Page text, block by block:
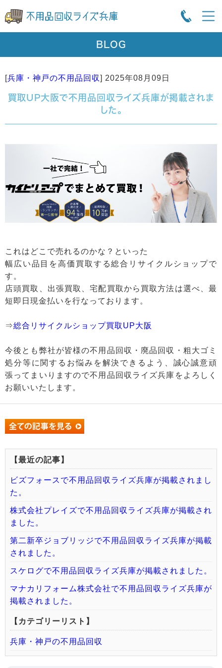
BLOG
[兵庫・神戸の不用品回収] 2025年08月09日
買取UP大阪で不用品回収ライズ兵庫が掲載されま
した。
これはどこで売れるのかな？といった
幅広い品目を高価買取する総合リサイクルショップで
す。
店頭買取、出張買取、宅配買取から買取方法は選べ、最
短即日現金払いを行なっております。
⇒総合リサイクルショップ買取UP大阪
今後とも弊社が皆様の不用品回収・廃品回収・粗大ゴミ
処分等に関するお悩みを解決できるよう、誠心誠意頑
張ってまいりますので不用品回収ライズ兵庫をよろしく
お願いいたします。
【最近の記事】
ビズフォースで不用品回収ライズ兵庫が掲載されまし
た。
株式会社プレイズで不用品回収ライズ兵庫が掲載され
ました。
第二新卒ジョブリッジで不用品回収ライズ兵庫が掲載
されました。
スケログで不用品回収ライズ兵庫が掲載されました。
マナカリフォーム株式会社で不用品回収ライズ兵庫が
掲載されました。
【カテゴリーリスト】
兵庫・神戸の不用品回収